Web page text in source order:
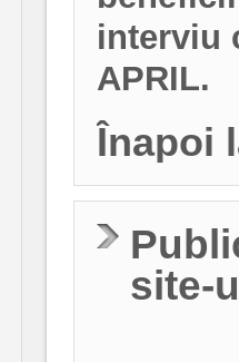
interviu
APRIL.
Înapoi
site-